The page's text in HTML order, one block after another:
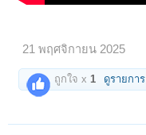
21 พฤศจิกายน 2025
ถูกใจ x1 ดูรายการ